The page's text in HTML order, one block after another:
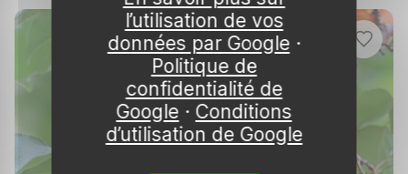
l’utilisation de vos
données par Google ·
Politique de
confidentialité de
Google · Conditions
d’utilisation de Google